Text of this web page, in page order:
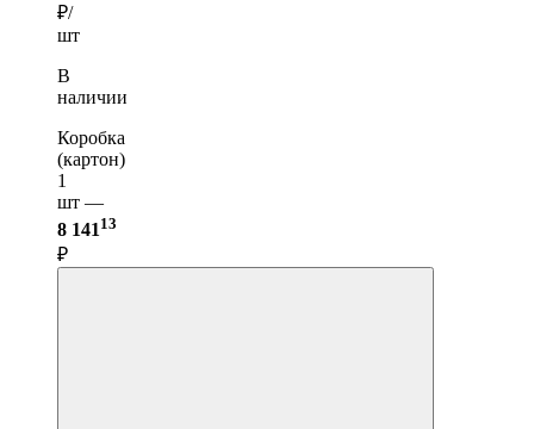
₽/
шт
В
наличии
Коробка
(картон)
1
шт —
8 141 13
₽